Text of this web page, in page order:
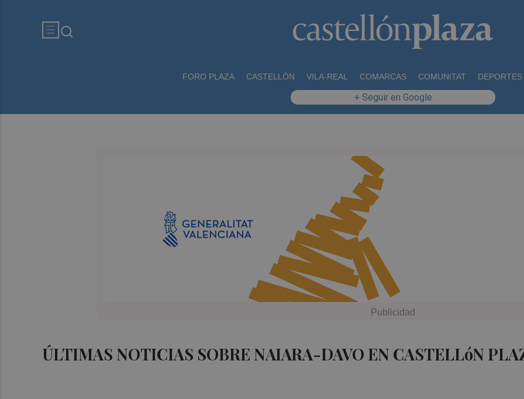
FORO PLAZA CASTELLÓN VILA-REAL COMARCAS COMUNITAT DEPORTES
+ Seguir en Google
ÚLTIMAS NOTICIAS SOBRE NAIARA-DAVO EN CASTELLóN